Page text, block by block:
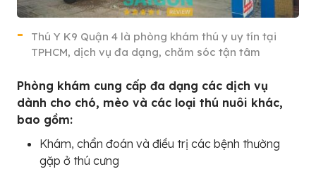
Thú Y K9 Quận 4 là phòng khám thú y uy tín tại
TPHCM, dịch vụ đa dạng, chăm sóc tận tâm
Phòng khám cung cấp đa dạng các dịch vụ
dành cho chó, mèo và các loại thú nuôi khác,
bao gồm:
Khám, chẩn đoán và điều trị các bệnh thường
gặp ở thú cưng